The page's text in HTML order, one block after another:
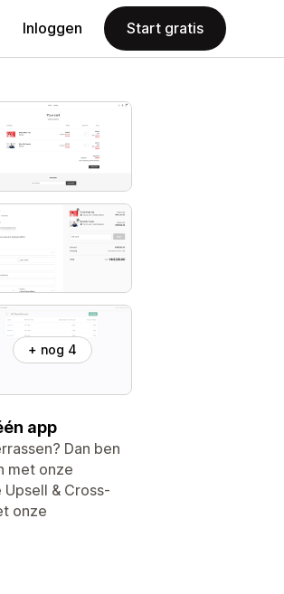
Inloggen Start gratis
+ nog 4
app
Dan ben
met onze
& Cross-
onze